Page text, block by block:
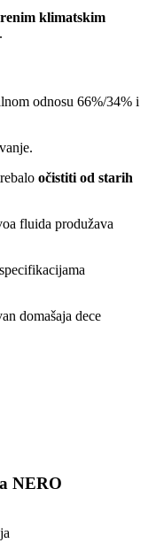
klimatskim
odnosu 66%/34% i
očistiti od starih
fluida produžava
domašaja dece
NERO